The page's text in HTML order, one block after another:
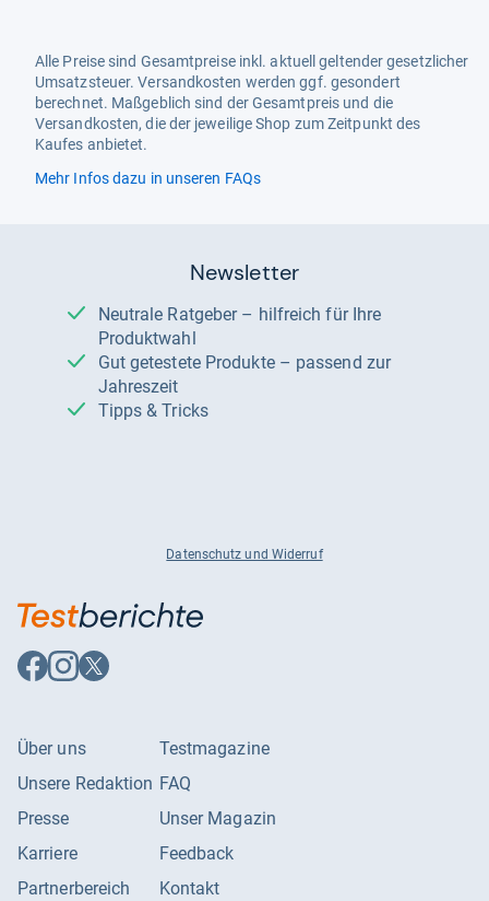
Alle Preise sind Gesamtpreise inkl. aktuell geltender gesetzlicher
Umsatzsteuer. Versandkosten werden ggf. gesondert
berechnet. Maßgeblich sind der Gesamtpreis und die
Versandkosten, die der jeweilige Shop zum Zeitpunkt des
Kaufes anbietet.
Mehr Infos dazu in unseren FAQs
Newsletter
Neutrale Ratgeber – hilfreich für Ihre
Produktwahl
Gut getestete Produkte – passend zur
Jahreszeit
Tipps & Tricks
Datenschutz und Widerruf
Auf
Facebook
Auf
Instagram
Auf
X
Über uns
Unsere Redaktion
Presse
Karriere
Partnerbereich
Testmagazine
FAQ
Unser Magazin
Feedback
Kontakt